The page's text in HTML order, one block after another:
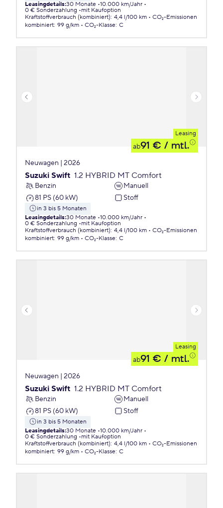
Leasingdetails:30 Monate 10.000 km/Jahr
0 € Sonderzahlung
mit Kaufoption
Kraftstoffverbrauch (kombiniert): 4,4 l/100 km
CO₂-Emissionen
kombiniert: 99 g/km CO₂-Klasse: C
Leasing
ab91 € / mtl.
Neuwagen | 2026
Suzuki Swift 1.2 HYBRID MT Comfort
Benzin
Manuell
81 PS (60 kW)
Stoff
in 3 bis 5 Monaten
Leasingdetails:30 Monate 10.000 km/Jahr
0 € Sonderzahlung
mit Kaufoption
Kraftstoffverbrauch (kombiniert): 4,4 l/100 km
CO₂-Emissionen
kombiniert: 99 g/km CO₂-Klasse: C
Leasing
ab91 € / mtl.
Neuwagen | 2026
Suzuki Swift 1.2 HYBRID MT Comfort
Benzin
Manuell
81 PS (60 kW)
Stoff
in 3 bis 5 Monaten
Leasingdetails:30 Monate 10.000 km/Jahr
0 € Sonderzahlung
mit Kaufoption
Kraftstoffverbrauch (kombiniert): 4,4 l/100 km
CO₂-Emissionen
kombiniert: 99 g/km CO₂-Klasse: C